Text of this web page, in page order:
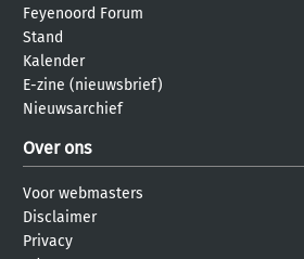
Feyenoord Forum
Stand
Kalender
E-zine (nieuwsbrief)
Nieuwsarchief
Over ons
Voor webmasters
Disclaimer
Privacy